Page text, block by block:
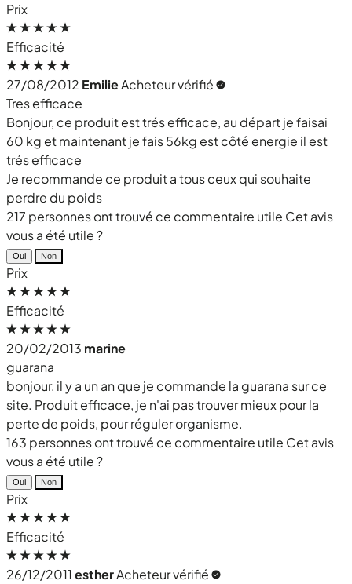
Prix
Efficacité
27/08/2012 EmilieAcheteur vérifié
Tres efficace
Bonjour, ce produit est trés efficace, au départ je faisai
60 kg et maintenant je fais 56kg est côté energie il est
trés efficace
Je recommande ce produit a tous ceux qui souhaite
perdre du poids
217 personnes ont trouvé ce commentaire utile Cet avis
vous a été utile ?
Oui Non
Prix
Efficacité
20/02/2013 marine
guarana
bonjour, il y a un an que je commande la guarana sur ce
site. Produit efficace, je n'ai pas trouver mieux pour la
perte de poids, pour réguler organisme.
163 personnes ont trouvé ce commentaire utile Cet avis
vous a été utile ?
Oui Non
Prix
Efficacité
26/12/2011estherAcheteur vérifié